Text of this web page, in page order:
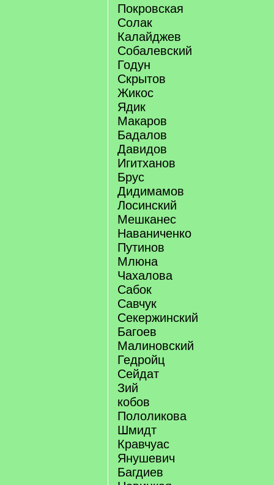
Покровская
Солак
Калайджев
Собалевский
Годун
Скрытов
Жикос
Ядик
Макаров
Бадалов
Давидов
Игитханов
Брус
Дидимамов
Лосинский
Мешканес
Наваниченко
Путинов
Млюна
Чахалова
Сабок
Савчук
Секержинский
Багоев
Малиновский
Гедройц
Сейдат
Зий
кобов
Пололикова
Шмидт
Кравчуас
Янушевич
Багдиев